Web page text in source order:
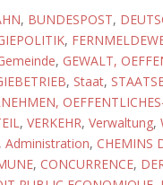
, BUNDESPOST,
,
, GEWALT,
, Staat,
, VERKEHR, Verwaltung,
, Administration, CHEMINS
, CONCURRENCE,